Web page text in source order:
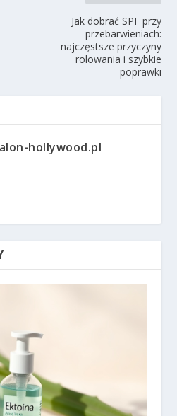
Jak dobrać SPF przy
przebarwieniach:
najczęstsze przyczyny
rolowania i szybkie
poprawki
hollywood.pl